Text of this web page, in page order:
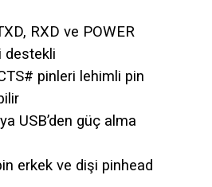
RXD ve POWER
destekli
pinleri lehimli pin
USB’den güç alma
erkek ve dişi pinhead